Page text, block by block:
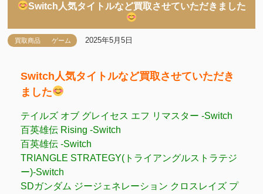
Switch人気タイトルなど買取させていただきました
買取商品 ゲーム 2025年5月5日
Switch人気タイトルなど買取させていただき
ました
テイルズ オブ グレイセス エフ リマスター -Switch
百英雄伝 Rising -Switch
百英雄伝 -Switch
TRIANGLE STRATEGY(トライアングルストラテジ
ー)-Switch
SDガンダム ジージェネレーション クロスレイズ プ